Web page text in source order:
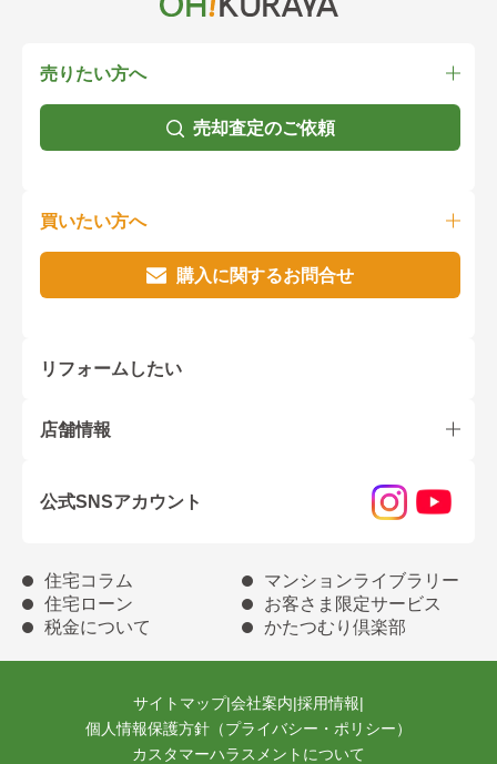
売りたい方へ
売却査定のご依頼
買いたい方へ
購入に関するお問合せ
リフォームしたい
店舗情報
公式SNSアカウント
住宅コラム
マンションライブラリー
住宅ローン
お客さま限定サービス
税金について
かたつむり倶楽部
サイトマップ|会社案内|採用情報|
個人情報保護方針（プライバシー・ポリシー）
カスタマーハラスメントについて